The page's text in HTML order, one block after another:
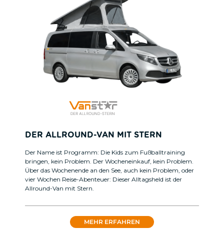
DER ALLROUND-VAN MIT STERN
Der Name ist Programm: Die Kids zum Fußball­training
bringen, kein Problem. Der Wocheneinkauf, kein Problem.
Über das Wochenende an den See, auch kein Problem, oder
vier Wochen Reise-­Abenteuer: Dieser Alltagsheld ist der
Allround-Van mit Stern.
MEHR ERFAHREN